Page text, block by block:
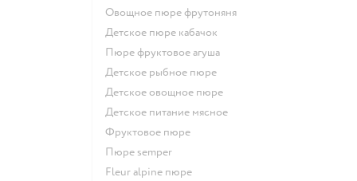
овощное пюре фрутоняня
детское пюре кабачок
пюре фруктовое агуша
детское рыбное пюре
детское овощное пюре
детское питание мясное
фруктовое пюре
пюре semper
fleur alpine пюре